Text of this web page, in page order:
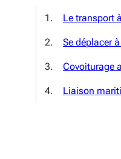
Le transport
Se déplacer
Covoiturage
Liaison